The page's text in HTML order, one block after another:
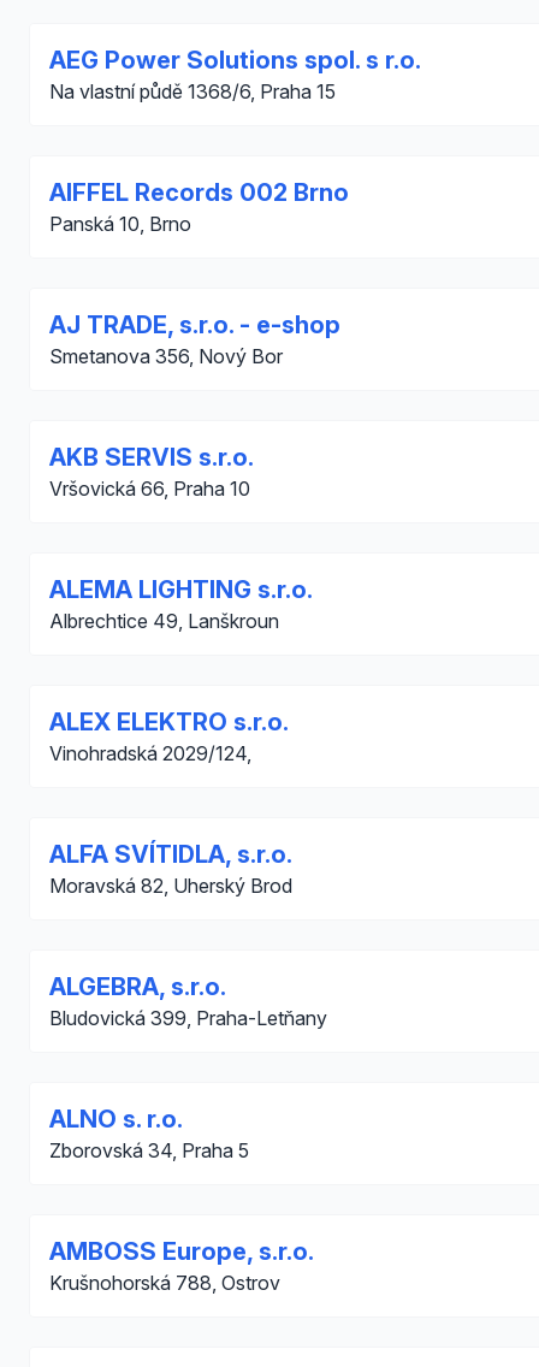
AEG Power Solutions spol. s r.o.
Na vlastní půdě 1368/6, Praha 15
AIFFEL Records 002 Brno
Panská 10, Brno
AJ TRADE, s.r.o. - e-shop
Smetanova 356, Nový Bor
AKB SERVIS s.r.o.
Vršovická 66, Praha 10
ALEMA LIGHTING s.r.o.
Albrechtice 49, Lanškroun
ALEX ELEKTRO s.r.o.
Vinohradská 2029/124,
ALFA SVÍTIDLA, s.r.o.
Moravská 82, Uherský Brod
ALGEBRA, s.r.o.
Bludovická 399, Praha-Letňany
ALNO s. r.o.
Zborovská 34, Praha 5
AMBOSS Europe, s.r.o.
Krušnohorská 788, Ostrov